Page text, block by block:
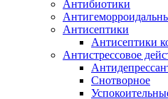
Антибиотики
Антисептики
Антисептики
Антистрессовое
Снотворное